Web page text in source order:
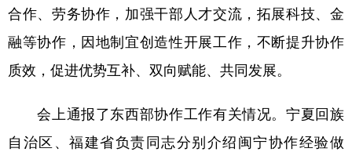
合作、劳务协作，加强干部人才交流，拓展科技、金
融等协作，因地制宜创造性开展工作，不断提升协作
质效，促进优势互补、双向赋能、共同发展。
会上通报了东西部协作工作有关情况。宁夏回族
自治区、福建省负责同志分别介绍闽宁协作经验做